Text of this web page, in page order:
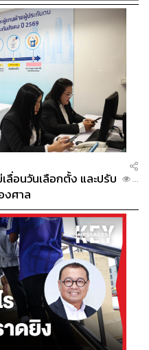
อนวันเลือกตั้ง และปรับ
งศาล
...